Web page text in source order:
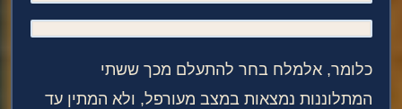
כלומר, אלמלח בחר להתעלם מכך ששתי
המתלוננות נמצאות במצב מעורפל, ולא המתין עד